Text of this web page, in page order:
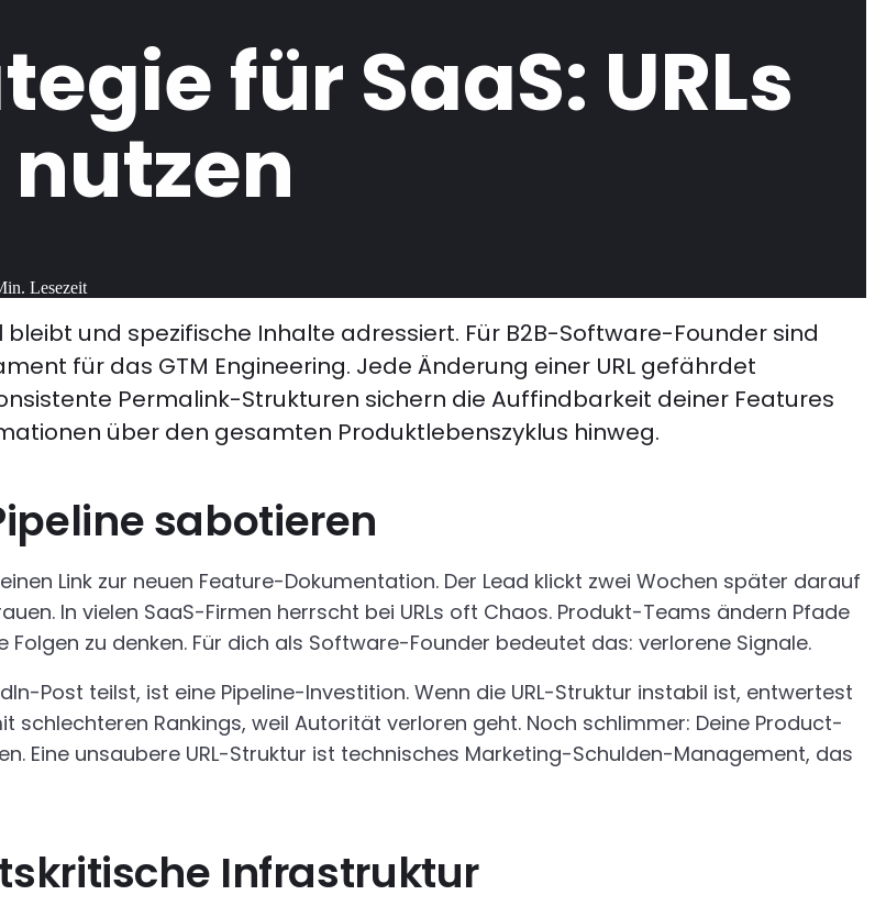
für SaaS: URLs
Lesezeit
bleibt und spezifische Inhalte adressiert. Für B2B-Software-Founder sind
für das GTM Engineering. Jede Änderung einer URL gefährdet
Permalink-Strukturen sichern die Auffindbarkeit deiner Features
über den gesamten Produktlebenszyklus hinweg.
sabotieren
Link zur neuen Feature-Dokumentation. Der Lead klickt zwei Wochen später darauf
In vielen SaaS-Firmen herrscht bei URLs oft Chaos. Produkt-Teams ändern Pfade
zu denken. Für dich als Software-Founder bedeutet das: verlorene Signale.
Post teilst, ist eine Pipeline-Investition. Wenn die URL-Struktur instabil ist, entwertest
Rankings, weil Autorität verloren geht. Noch schlimmer: Deine Product-
Eine unsaubere URL-Struktur ist technisches Marketing-Schulden-Management, das
Infrastruktur